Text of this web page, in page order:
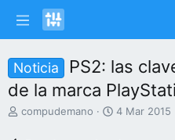
Noticia
PS2: las
de la marca
Icompudemano
F
4 Mar 2015